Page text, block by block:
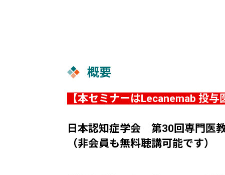
概要
【本セミナーはLecanemab 投
日本認知症学会 第30回専門医
（非会員も無料聴講可能です）